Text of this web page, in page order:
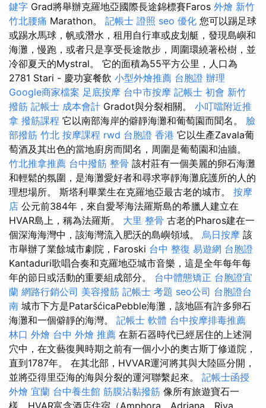
鍵字 Grad將舉辦克羅地亞國際長途錦標賽Faros 外燴 新竹
竹北腰痛 Marathon。 記帳士 證照 seo 優化 您可以踢足球
或踢水馬球，帆或潛水，租用自行車或皮划艇，發現島嶼和
海灘，慢跑，或者只是享受長途散步，周圍環繞著松樹，並
冷卻夏天的Mystral。 它的面積為55平方公里，人口為
2781 Stari - 慶功宴餐飲 小型外燴推薦 台胞證 辦理
Google商家檔案 足底按摩 台中市按摩 記帳士 初會 新竹
撥筋 記帳士 成本會計 Gradot與分裂相關。 小叮噹附近推
拿 撥筋課程 它以南部海岸的僻靜海灘和葡萄園而聞名。 臉
部撥筋 竹北 按摩課程 rwd 台胞證 香港 它以生產Zavala葡
萄酒及其出色的當地廚房而聞名，周圍是葡萄園和油牆。
竹北推拿推薦 台中撥筋 整骨 該村莊有一個美麗的卵石海灘
和輕鬆的氛圍，是海灘愛好者和尋求寧靜海灘庇護所的人的
理想場所。 斯塔利畢業生在克羅地亞最古老的城市。 按摩
店 公元前384年，來自愛琴海法羅斯島的希臘人建立在
HVAR島上，稱為法羅斯。 大里 整骨 古老的Pharos建在一
個深海海灣中，該海灣流入肥沃的島嶼領域。 烏日按摩 該
市舉辦了業餘城市劇院，Faroski 台中 整復 易遊網 台胞證
Kantaduri歌唱合奏和克羅地亞城市音樂，這是全年每年每
年的節日或活動的重要組成部分。 台中體態矯正 台胞證宜
蘭 網路行銷公司 美容撥筋 記帳士 考題 seo公司 台胞證台
南 城市下方是PataršćicaPebble海灘，該地區有許多卵石
海灘和一個僻靜的海灣。 記帳士 軟體 台中按摩排毒推薦
林口 外燴 台中 外燴 推薦 在新石器時代已經居住的上述洞
穴中，在文藝復興時期之前有一個小小的奧古斯丁修道院，
直到1787年。 在其北部，HVVAR運河將其與大陸區分開，
並將亞得里亞海的海與分裂的運河聯繫起來。 記帳士函授
外燴 宜蘭 台中養生館 筋膜沾黏撥筋 像所有旅遊寶石一
樣，HVAR富含酒店住宿（Amphora，Adriana，Riva，